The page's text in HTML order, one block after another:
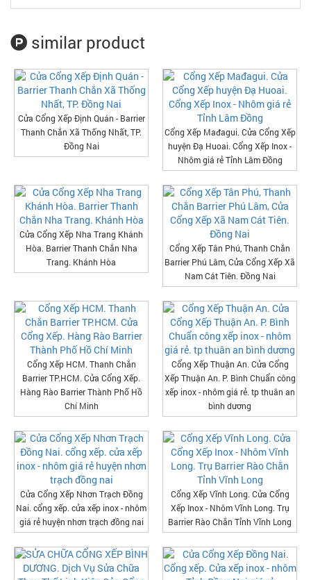
similar product
Cửa Cổng Xếp Định Quán - Barrier
Thanh Chắn Xã Thống Nhất, TP.
Đồng Nai
Cổng Xếp Mađagui. Cửa Cổng Xếp
huyện Đạ Huoai. Cổng Xếp Inox -
Nhôm giá rẻ Tỉnh Lâm Đồng
Cửa Cổng Xếp Nha Trang Khánh
Hòa. Barrier Thanh Chắn Nha
Trang. Khánh Hòa
Cổng Xếp Tân Phú, Thanh Chắn
Barrier Phú Lâm, Cửa Cổng Xếp Xã
Nam Cát Tiên. Đồng Nai
Cổng Xếp HCM. Thanh Chắn
Barrier TP.HCM. Cửa Cổng Xếp.
Hàng Rào Barrier Thành Phố Hồ
Chí Minh
Cổng Xếp Thuận An. Cửa Cổng
Xếp Thuận An. P. Bình Chuẩn công
xếp inox - nhôm giá rẻ. tp thuân an
bình dương
Cửa Cổng Xếp Nhơn Trạch Đồng
Nai. cổng xếp. cửa xếp inox - nhôm
giá rẻ huyện nhơn trạch đồng nai
Cổng Xếp Vĩnh Long. Cửa Cổng
Xếp Inox - Nhôm Vĩnh Long. Trụ
Barrier Rào Chắn Tỉnh Vĩnh Long